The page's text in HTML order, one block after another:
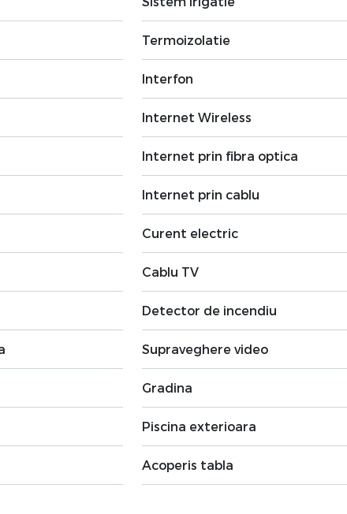
Termoizolatie
Interfon
Internet Wireless
Internet prin fibra optica
Internet prin cablu
Curent electric
Cablu TV
Detector de incendiu
Supraveghere video
Gradina
Piscina exterioara
Acoperis tabla